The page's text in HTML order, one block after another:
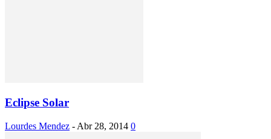
Eclipse Solar
Lourdes Mendez - Abr 28, 2014 0